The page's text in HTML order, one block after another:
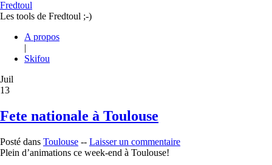
Fredtoul
Les tools de Fredtoul ;-)
A propos
|
Skifou
Juil
13
Fete nationale à Toulouse
Posté dans Toulouse -- Laisser un commentaire
Plein d’animations ce week-end à Toulouse!